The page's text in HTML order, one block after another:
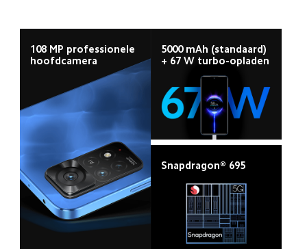
108 MP professionele
hoofdcamera
5000 mAh (standaard)
+ 67 W turbo-opladen
Snapdragon® 695